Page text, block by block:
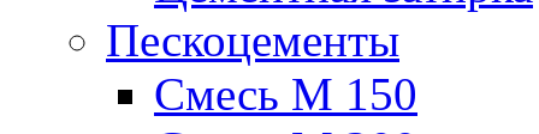
Пескоцементы
Смесь М 150